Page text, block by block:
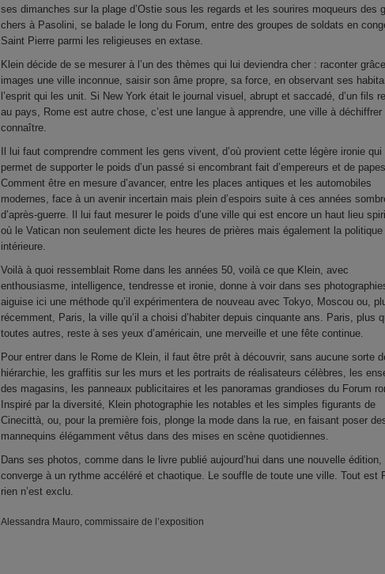
ses dimanches sur la plage d’Ostie sous les regards et les sourires moqueurs des
chers à Pasolini, se balade le long du Forum, entre des groupes de soldats en
Saint Pierre parmi les religieuses en extase.
Klein décide de se mesurer à l’un des thèmes qui lui deviendra cher : raconter
images une ville inconnue, saisir son âme propre, sa force, en observant ses
l’esprit qui les unit. Si New York était le journal visuel, abrupt et saccadé, d’un fils
au pays, Rome est autre chose, c’est une langue à apprendre, une ville à déchiffrer
connaître.
Il lui faut comprendre comment les gens vivent, d’où provient cette légère ironie qui
permet de supporter le poids d’un passé si encombrant fait d’empereurs et de
Comment être en mesure d’avancer, entre les places antiques et les automobiles
modernes, face à un avenir incertain mais plein d’espoirs suite à ces années
d’après-guerre. Il lui faut mesurer le poids d’une ville qui est encore un haut lieu
où le Vatican non seulement dicte les heures de prières mais également la politique
intérieure.
Voilà à quoi ressemblait Rome dans les années 50, voilà ce que Klein, avec
enthousiasme, intelligence, tendresse et ironie, donne à voir dans ses
aiguise ici une méthode qu’il expérimentera de nouveau avec Tokyo, Moscou ou,
récemment, Paris, la ville qu’il a choisi d’habiter depuis cinquante ans. Paris, plus
toutes autres, reste à ses yeux d’américain, une merveille et une fête continue.
Pour entrer dans le Rome de Klein, il faut être prêt à découvrir, sans aucune sorte
hiérarchie, les graffitis sur les murs et les portraits de réalisateurs célèbres, les
des magasins, les panneaux publicitaires et les panoramas grandioses du Forum
Inspiré par la diversité, Klein photographie les notables et les simples figurants de
Cinecittà, ou, pour la première fois, plonge la mode dans la rue, en faisant poser
mannequins élégamment vêtus dans des mises en scène quotidiennes.
Dans ses photos, comme dans le livre publié aujourd’hui dans une nouvelle édition,
converge à un rythme accéléré et chaotique. Le souffle de toute une ville. Tout est
rien n’est exclu.
Alessandra Mauro, commissaire de l’exposition